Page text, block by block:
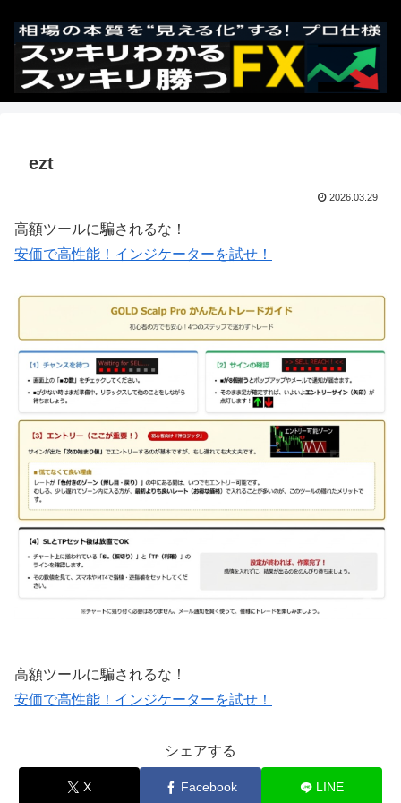
ezt
2026.03.29
高額ツールに騙されるな！
安価で高性能！インジケーターを試せ！
高額ツールに騙されるな！
安価で高性能！インジケーターを試せ！
シェアする
X Facebook LINE